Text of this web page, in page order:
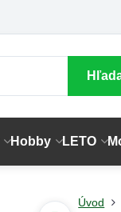
Hobby LETO
Úvod